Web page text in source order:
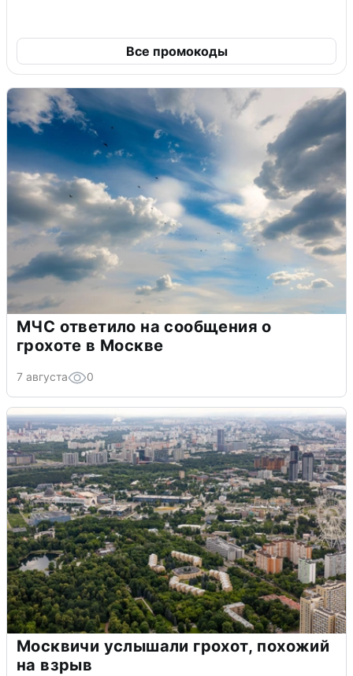
Все промокоды
МЧС ответило на сообщения о
грохоте в Москве
7 августа 0
Москвичи услышали грохот, похожий
на взрыв